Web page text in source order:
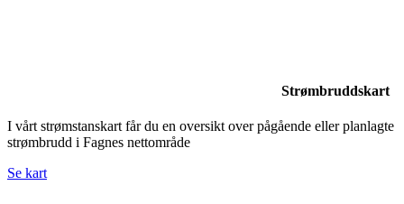
Strømbruddskart
I vårt strømstanskart får du en oversikt over pågående eller planlagte
strømbrudd i Fagnes nettområde
Se kart